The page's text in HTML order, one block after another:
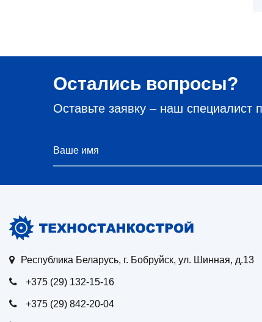
Остались вопросы?
Оставьте заявку – наш специалист
Республика Беларусь, г. Бобруйск, ул. Шинная, д.13
+375 (29) 132-15-16
+375 (29) 842-20-04